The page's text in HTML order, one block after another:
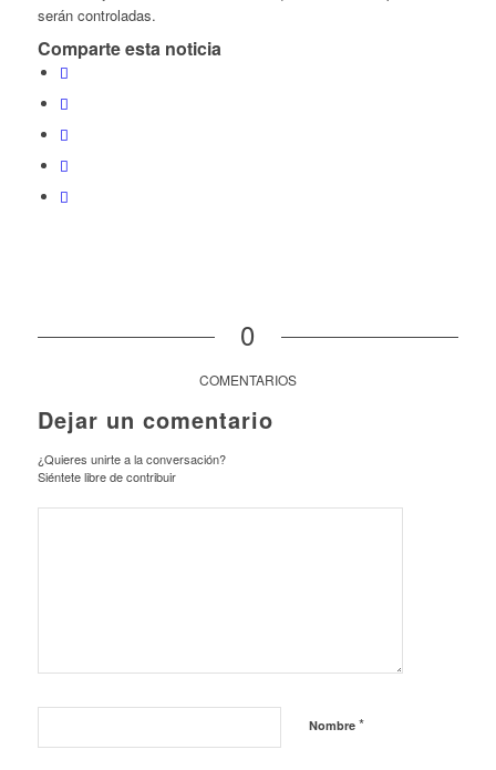
serán controladas.
Comparte esta noticia
0
COMENTARIOS
Dejar un comentario
¿Quieres unirte a la conversación?
Siéntete libre de contribuir
Nombre *